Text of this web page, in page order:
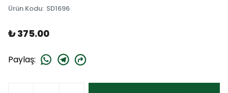
Ürün Kodu: SD1696
₺ 375.00
Paylaş: